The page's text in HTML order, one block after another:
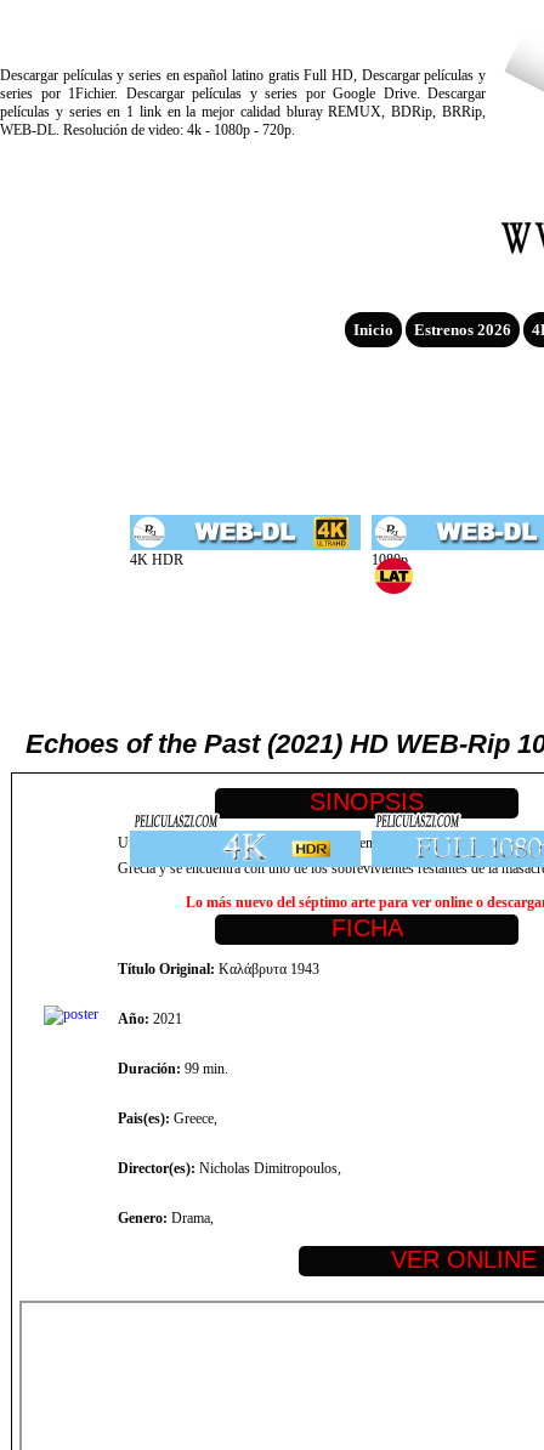
Descargar películas y series en español latino gratis Full HD, Descargar películas y
series por 1Fichier. Descargar películas y series por Google Drive. Descargar
películas y series en 1 link en la mejor calidad bluray REMUX, BDRip, BRRip,
WEB-DL. Resolución de video: 4k - 1080p - 720p.
Inicio Estrenos 2026
Echoes of the Past (2021) HD WEB-Rip
Un abogado, que representa al gobierno alemán contra los reclamos de
Grecia y se encuentra con uno de los sobrevivientes restantes de la
Lo más nuevo del séptimo arte para ver online o
Título Original: Καλάβρυτα 1943
Año: 2021
Duración: 99 min.
Pais(es): Greece,
Director(es): Nicholas Dimitropoulos,
Genero: Drama,